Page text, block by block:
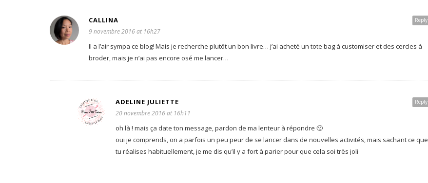
Reply
CALLINA
9 novembre 2016 at 16h27
Il a l’air sympa ce blog! Mais je recherche plutôt un bon livre… j’ai acheté un tote bag à customiser et des cercles à
broder, mais je n’ai pas encore osé me lancer…
Reply
ADELINE JULIETTE
20 novembre 2016 at 16h11
oh là ! mais ça date ton message, pardon de ma lenteur à répondre 🙁
oui je comprends, on a parfois un peu peur de se lancer dans de nouvelles activités, mais sachant ce que
tu réalises habituellement, je me dis qu’il y a fort à parier pour que cela soi très joli